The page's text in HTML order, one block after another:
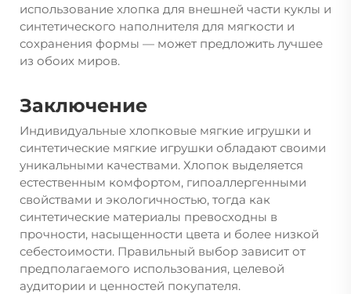
использование хлопка для внешней части куклы и
синтетического наполнителя для мягкости и
сохранения формы — может предложить лучшее
из обоих миров.
Заключение
Индивидуальные хлопковые мягкие игрушки и
синтетические мягкие игрушки обладают своими
уникальными качествами. Хлопок выделяется
естественным комфортом, гипоаллергенными
свойствами и экологичностью, тогда как
синтетические материалы превосходны в
прочности, насыщенности цвета и более низкой
себестоимости. Правильный выбор зависит от
предполагаемого использования, целевой
аудитории и ценностей покупателя.